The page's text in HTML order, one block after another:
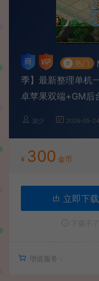
# 热门
季】最新整理单机
卓苹果双端+GM后
波少 2026-05-24
¥ 300 金币
立即下载
增值服务：